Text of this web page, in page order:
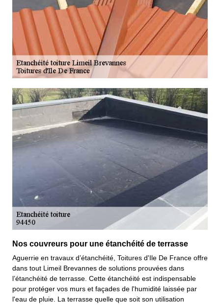
Nos couvreurs pour une étanchéité de terrasse
Aguerrie en travaux d’étanchéité, Toitures d'Ile De France offre
dans tout Limeil Brevannes de solutions prouvées dans
l’étanchéité de terrasse. Cette étanchéité est indispensable
pour protéger vos murs et façades de l'humidité laissée par
l'eau de pluie. La terrasse quelle que soit son utilisation